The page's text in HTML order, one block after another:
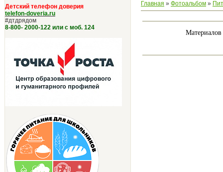
Детский телефон доверия
telefon-doveria.ru
#дтдрядом
8-800- 2000-122 или с моб. 124
Главная » Фотоальбом »
Материалов